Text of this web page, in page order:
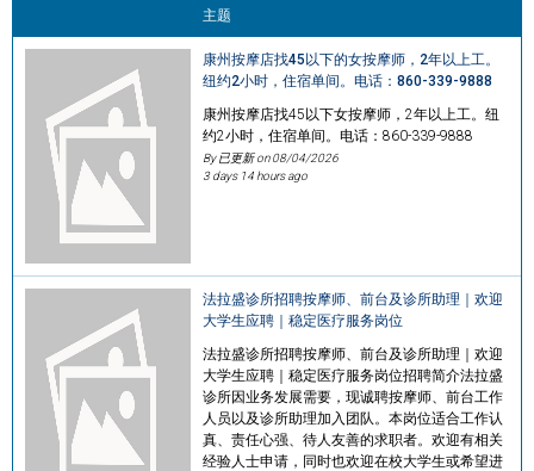
主题
康州按摩店找45以下的女按摩师，2年以上工。
纽约2小时，住宿单间。电话：860-339-9888
康州按摩店找45以下女按摩师，2年以上工。纽
约2小时，住宿单间。电话：860-339-9888
By 已更新 on08/04/2026
3 days 14 hours ago
法拉盛诊所招聘按摩师、前台及诊所助理｜欢迎
大学生应聘｜稳定医疗服务岗位
法拉盛诊所招聘按摩师、前台及诊所助理｜欢迎
大学生应聘｜稳定医疗服务岗位招聘简介法拉盛
诊所因业务发展需要，现诚聘按摩师、前台工作
人员以及诊所助理加入团队。本岗位适合工作认
真、责任心强、待人友善的求职者。欢迎有相关
经验人士申请，同时也欢迎在校大学生或希望进